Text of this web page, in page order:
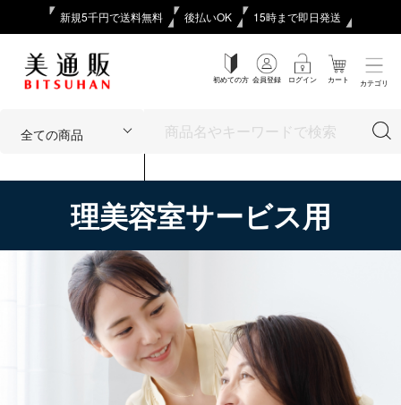
新規5千円で送料無料 後払いOK 15時まで即日発送
初めての方 会員登録 ログイン カート カテゴリ
理美容室サービス用